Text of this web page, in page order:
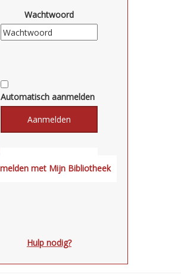
Wachtwoord
Automatisch aanmelden
Hulp nodig?